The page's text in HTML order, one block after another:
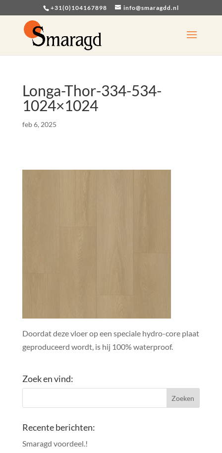
+31(0)104167898 info@smaragdd.nl
Longa-Thor-334-534-
1024×1024
feb 6, 2025
Doordat deze vloer op een speciale hydro-core plaat
geproduceerd wordt, is hij 100% waterproof.
Zoek en vind:
Recente berichten:
Smaragd voordeel.!